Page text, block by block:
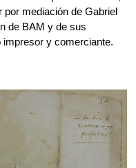
mediación de Gabriel
de BAM y de sus
y comerciante.